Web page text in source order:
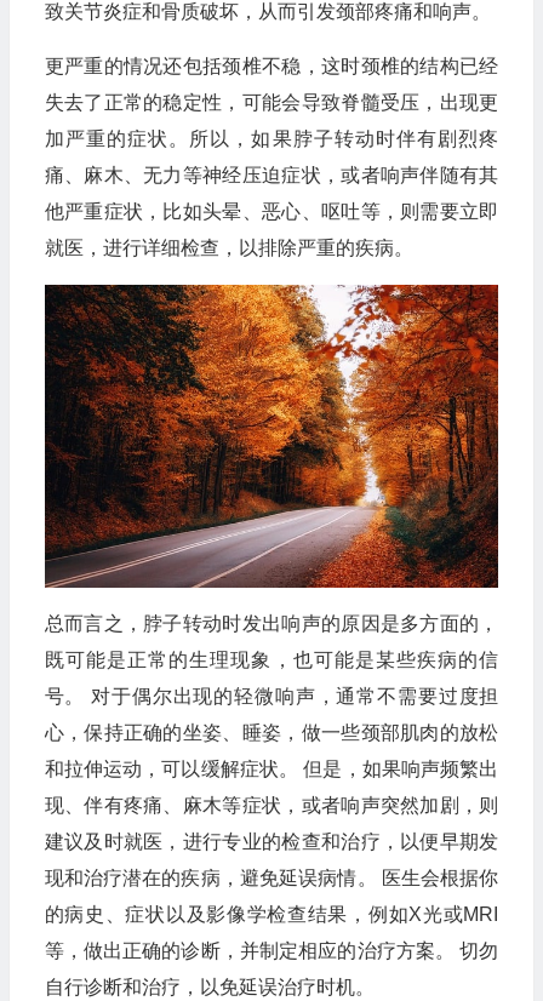
致关节炎症和骨质破坏，从而引发颈部疼痛和响声。
更严重的情况还包括颈椎不稳，这时颈椎的结构已经
失去了正常的稳定性，可能会导致脊髓受压，出现更
加严重的症状。所以，如果脖子转动时伴有剧烈疼
痛、麻木、无力等神经压迫症状，或者响声伴随有其
他严重症状，比如头晕、恶心、呕吐等，则需要立即
就医，进行详细检查，以排除严重的疾病。
总而言之，脖子转动时发出响声的原因是多方面的，
既可能是正常的生理现象，也可能是某些疾病的信
号。 对于偶尔出现的轻微响声，通常不需要过度担
心，保持正确的坐姿、睡姿，做一些颈部肌肉的放松
和拉伸运动，可以缓解症状。 但是，如果响声频繁出
现、伴有疼痛、麻木等症状，或者响声突然加剧，则
建议及时就医，进行专业的检查和治疗，以便早期发
现和治疗潜在的疾病，避免延误病情。 医生会根据你
的病史、症状以及影像学检查结果，例如X光或MRI
等，做出正确的诊断，并制定相应的治疗方案。 切勿
自行诊断和治疗，以免延误治疗时机。